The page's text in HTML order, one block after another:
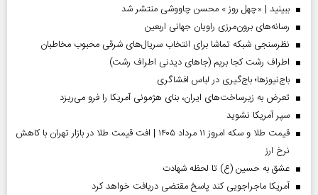
ببینید | «چهل روز » محسن چاووشی منتشر شد
رسانه‌های برون‌مرزی راویان جهانی اربعین
نظرسنجی شبکه تماشا برای انتخاب سریال‌های شرقی محبوب مخاطبان
اطراف رشت کجا بریم (جاهای دیدنی اطراف رشت)
باج‌نیوزها؛ باج‌گیری در لباس افشاگری
تعرض به زیرساخت‌های ایران، بنای هژمونی آمریکا را فرو می‌ریزد
سپر آمریکا نشوید
قیمت طلا و سکه امروز ۱۱ مرداد ۱۴۰۵ | افت قیمت طلا در بازار تهران با کاهش
نرخ ارز
عشق به حسین (ع) تا لحظه شهادت
آمریکا ماجراجویی کند پاسخ مقتضی دریافت خواهد کرد